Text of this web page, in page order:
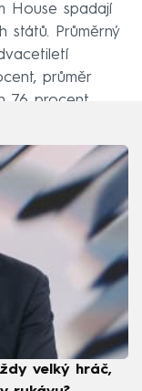
House spadají
států. Průměrný
průměr
76 procent.
velký hráč,